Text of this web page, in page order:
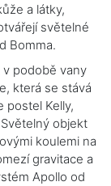
a látky,
světelné
Bomma.
podobě vany
která se stává
postel Kelly,
objekt
koulemi na
gravitace a
Apollo od